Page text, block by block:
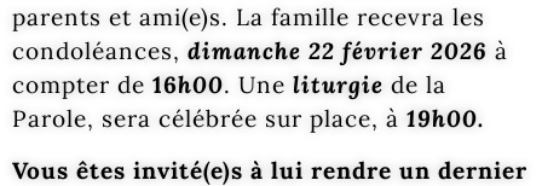
parents et ami(e)s. La famille recevra les
condoléances, dimanche 22 février 2026 à
compter de 16h00. Une liturgie de la
Parole, sera célébrée sur place, à 19h00.
Vous êtes invité(e)s à lui rendre un dernier